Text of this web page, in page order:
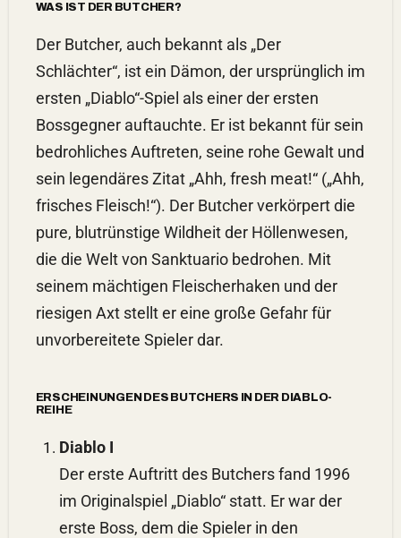
WAS IST DER BUTCHER?
Der Butcher, auch bekannt als „Der
Schlächter“, ist ein Dämon, der ursprünglich im
ersten „Diablo“-Spiel als einer der ersten
Bossgegner auftauchte. Er ist bekannt für sein
bedrohliches Auftreten, seine rohe Gewalt und
sein legendäres Zitat „Ahh, fresh meat!“ („Ahh,
frisches Fleisch!“). Der Butcher verkörpert die
pure, blutrünstige Wildheit der Höllenwesen,
die die Welt von Sanktuario bedrohen. Mit
seinem mächtigen Fleischerhaken und der
riesigen Axt stellt er eine große Gefahr für
unvorbereitete Spieler dar.
ERSCHEINUNGEN DES BUTCHERS IN DER DIABLO-
REIHE
Diablo I
Der erste Auftritt des Butchers fand 1996
im Originalspiel „Diablo“ statt. Er war der
erste Boss, dem die Spieler in den